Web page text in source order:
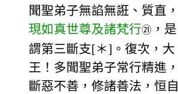
聞聖弟子無諂無誑、質直，
現如真世尊及諸梵行㉑ ，是
謂第三斷支[＊]。復次，大
王！多聞聖弟子常行精進，
斷惡不善，修諸善法，恒自